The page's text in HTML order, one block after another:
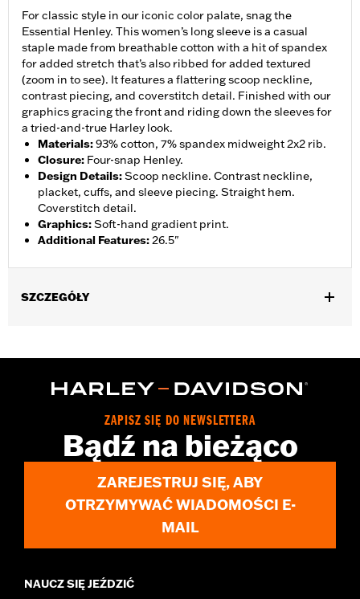
For classic style in our iconic color palate, snag the
Essential Henley. This women’s long sleeve is a casual
staple made from breathable cotton with a hit of spandex
for added stretch that’s also ribbed for added textured
(zoom in to see). It features a flattering scoop neckline,
contrast piecing, and coverstitch detail. Finished with our
graphics gracing the front and riding down the sleeves for
a tried-and-true Harley look.
Materials:93% cotton, 7% spandex midweight 2x2 rib.
Closure: Four-snap Henley.
Design Details:Scoop neckline. Contrast neckline,
placket, cuffs, and sleeve piecing. Straight hem.
Coverstitch detail.
Graphics:Soft-hand gradient print.
Additional Features:26.5"
SZCZEGÓŁY
WARRANTY:2 year limited warranty – Go towww.h-
Imported
ZAPISZ SIĘ DO NEWSLETTERA
Bądź na bieżąco
ZAREJESTRUJ SIĘ, ABY
OTRZYMYWAĆ WIADOMOŚCI E-
MAIL
NAUCZ SIĘ JEŹDZIĆ